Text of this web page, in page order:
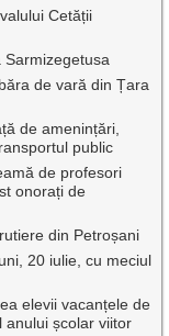
Cetății
de vară din Țara
de amenințări,
public
de profesori
onorați de
din Petroșani
20 iulie, cu meciul
elevii vacanțele de
anului școlar viitor